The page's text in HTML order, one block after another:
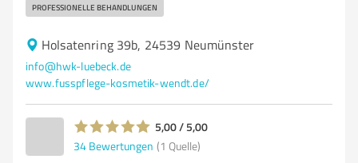
PROFESSIONELLE BEHANDLUNGEN
Holsatenring 39b, 24539 Neumünster
info@hwk-luebeck.de
www.fusspflege-kosmetik-wendt.de/
5,00 / 5,00
34 Bewertungen (1 Quelle)